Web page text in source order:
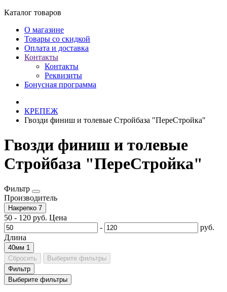
Каталог товаров
О магазине
Товары со скидкой
Оплата и доставка
Контакты
Контакты
Реквизиты
Бонусная программа
КРЕПЕЖ
Гвозди финиш и толевые Стройбаза "ПереСтройка"
Гвозди финиш и толевые
Стройбаза "ПереСтройка"
Фильтр
Производитель
Накрепко 7
50 - 120 руб. Цена
-
руб.
Длина
40мм 1
Сбросить
Выберите фильтры
Фильтр
Выберите фильтры